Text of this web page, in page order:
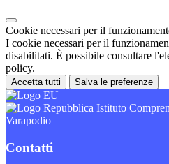
Cookie necessari per il
I cookie necessari per il
disabilitati. È possibile consultare
policy.
Accetta tutti Salva le preferenze
Istituto
Varapodio
Contatti